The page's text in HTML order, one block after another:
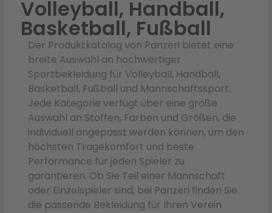
Volleyball, Handball,
Basketball, Fußball
Der Produktkatalog von Panzeri bietet eine
breite Auswahl an hochwertiger
Sportbekleidung für Volleyball, Handball,
Basketball, Fußball und Mannschaftssport.
Jede Kategorie verfügt über eine große
Auswahl an Stoffen, Farben und Größen, die
individuell angepasst werden können, um den
höchsten Tragekomfort und beste
Performance für jeden Spieler zu
garantieren. Ob Sie Teil einer Mannschaft
oder Einzelspieler sind, bei Panzeri finden Sie
die passende Bekleidung für Ihren Verein.